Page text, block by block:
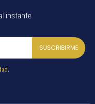
instante
SUSCRIBIRME
.